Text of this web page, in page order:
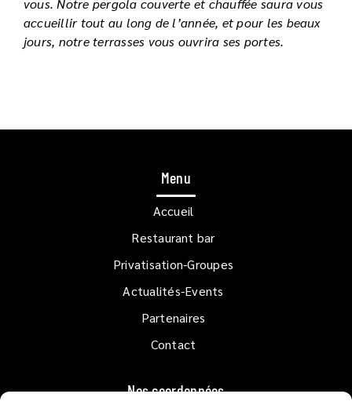
vous. Notre pergola couverte et chauffée saura vous
accueillir tout au long de l’année, et pour les beaux
jours, notre terrasses vous ouvrira ses portes.
Menu
Accueil
Restaurant bar
Privatisation-Groupes
Actualités-Events
Partenaires
Contact
Nos coordonnées